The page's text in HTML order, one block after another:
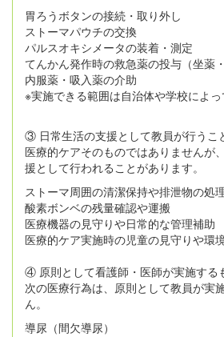
胃ろうボタンの接続・取り外し
ストーマパウチの交換
パルスオキシメータの装着・測定
てんかん発作時の救急薬の投与（坐薬
内服薬・吸入薬の介助
※実施できる範囲は自治体や学校によっ
③ 日常生活の支援として教員が行うこ
医療的ケアそのものではありませんが
援として行われることがあります。
ストーマ周囲の清潔保持や排泄物の処
酸素ボンベの残量確認や運搬
医療機器の見守りや日常的な管理補助
医療的ケア実施時の児童の見守りや環
④ 原則として看護師・医師が実施する
次の医療行為は、原則として教員が実
ん。
導尿（間欠導尿）